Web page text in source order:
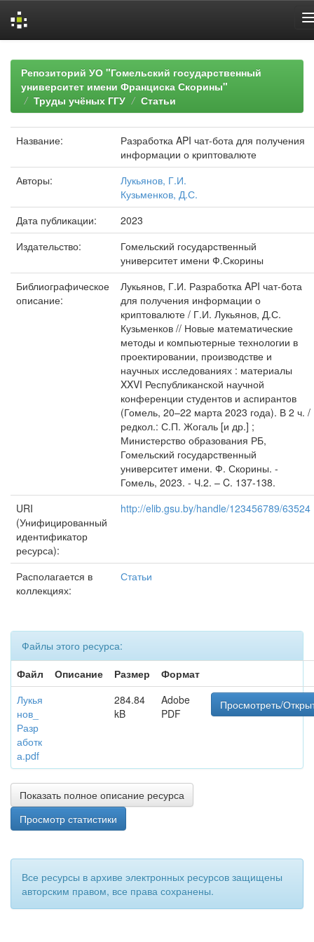
navigationРепозиторий УО "Гомельский государственный
университет имени Франциска Скорины"
Труды учёных ГГУ
Статьи
Название:
Разработка API чат-бота для получения
информации о криптовалюте
Авторы:
Лукьянов, Г.И.
Кузьменков, Д.С.
Дата публикации:
2023
Издательство:
Гомельский государственный
университет имени Ф.Скорины
Библиографическое
описание:
Лукьянов, Г.И. Разработка API чат-бота
для получения информации о
криптовалюте / Г.И. Лукьянов, Д.С.
Кузьменков // Новые математические
методы и компьютерные технологии в
проектировании, производстве и
научных исследованиях : материалы
XXVI Республиканской научной
конференции студентов и аспирантов
(Гомель, 20–22 марта 2023 года). В 2 ч. /
редкол.: С.П. Жогаль [и др.] ;
Министерство образования РБ,
Гомельский государственный
университет имени. Ф. Скорины. -
Гомель, 2023. - Ч.2. – C. 137-138.
URI
(Унифицированный
идентификатор
ресурса):
http://elib.gsu.by/handle/123456789/63524
Располагается в
коллекциях:
Статьи
Файлы этого ресурса:
Файл
Описание Размер
Формат
Лукья
нов_
Разр
аботк
а.pdf
284.84
kB
Adobe
PDF
Просмотреть/
Показать полное описание ресурса
Просмотр статистики
Все ресурсы в архиве электронных ресурсов защищены
авторским правом, все права сохранены.